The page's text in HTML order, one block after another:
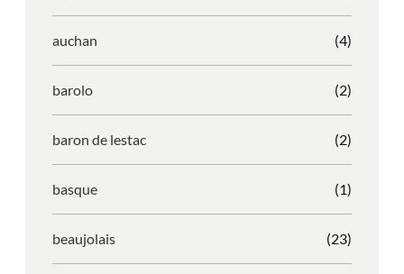
auchan (4)
barolo (2)
baron de lestac (2)
basque (1)
beaujolais (23)